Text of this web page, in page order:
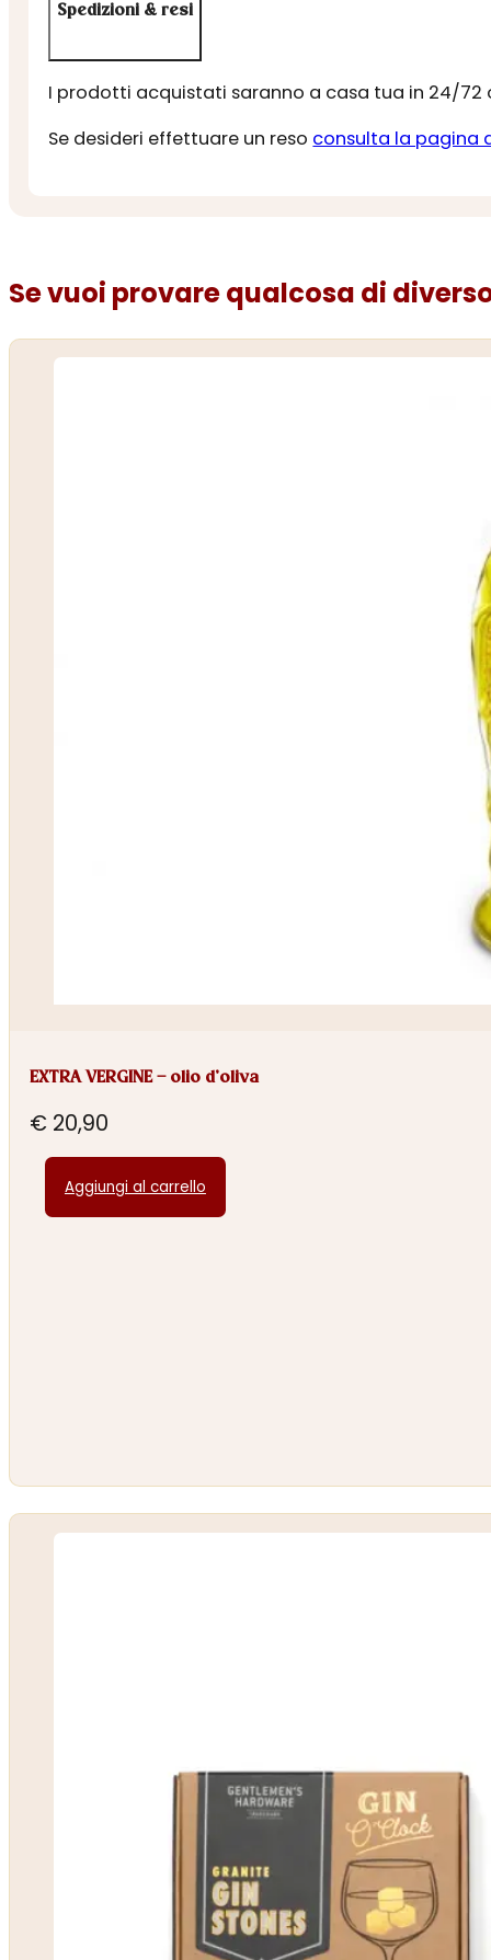
Spedizioni & resi
I prodotti acquistati saranno a casa tua in 24/72
Se desideri effettuare un reso consulta la pagina
Se vuoi provare qualcosa di
EXTRA VERGINE – olio d’oliva
€ 20,90
Aggiungi al carrello